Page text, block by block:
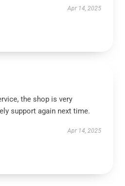
Apr 14, 2025
the shop is very
support again next time.
Apr 14, 2025